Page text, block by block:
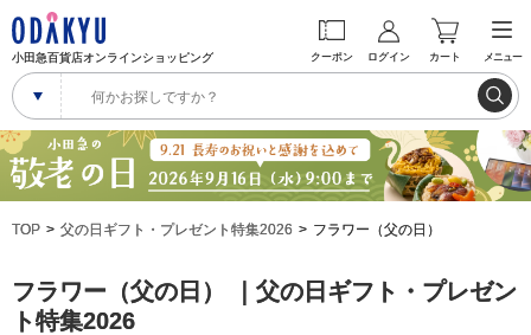
小田急百貨店オンラインショッピング クーポン ログイン カート メニュー
TOP 父の日ギフト・プレゼント特集2026 フラワー（父の日）
フラワー（父の日） ｜父の日ギフト・プレゼン
ト特集2026